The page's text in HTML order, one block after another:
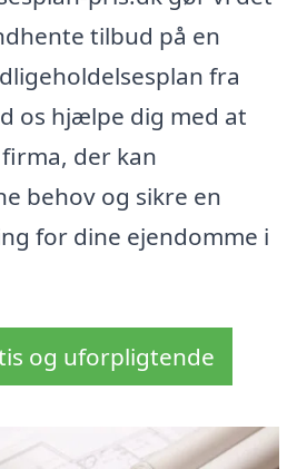
tilbud på en
fra
os hjælpe dig med at
der kan
behov og sikre en
for dine ejendomme i
og uforpligtende